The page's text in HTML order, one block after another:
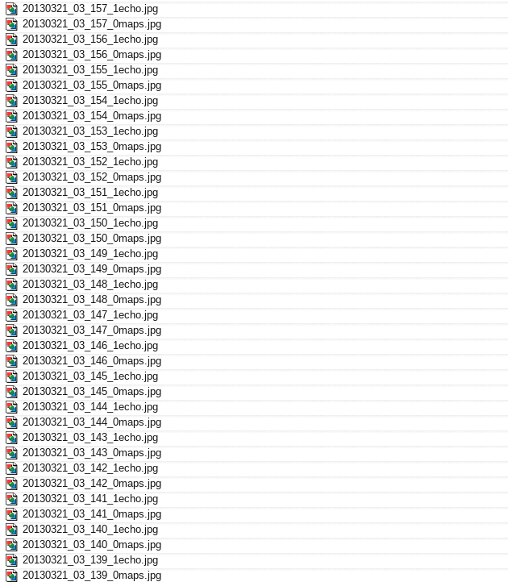
20130321_03_157_1echo.jpg
20130321_03_157_0maps.jpg
20130321_03_156_1echo.jpg
20130321_03_156_0maps.jpg
20130321_03_155_1echo.jpg
20130321_03_155_0maps.jpg
20130321_03_154_1echo.jpg
20130321_03_154_0maps.jpg
20130321_03_153_1echo.jpg
20130321_03_153_0maps.jpg
20130321_03_152_1echo.jpg
20130321_03_152_0maps.jpg
20130321_03_151_1echo.jpg
20130321_03_151_0maps.jpg
20130321_03_150_1echo.jpg
20130321_03_150_0maps.jpg
20130321_03_149_1echo.jpg
20130321_03_149_0maps.jpg
20130321_03_148_1echo.jpg
20130321_03_148_0maps.jpg
20130321_03_147_1echo.jpg
20130321_03_147_0maps.jpg
20130321_03_146_1echo.jpg
20130321_03_146_0maps.jpg
20130321_03_145_1echo.jpg
20130321_03_145_0maps.jpg
20130321_03_144_1echo.jpg
20130321_03_144_0maps.jpg
20130321_03_143_1echo.jpg
20130321_03_143_0maps.jpg
20130321_03_142_1echo.jpg
20130321_03_142_0maps.jpg
20130321_03_141_1echo.jpg
20130321_03_141_0maps.jpg
20130321_03_140_1echo.jpg
20130321_03_140_0maps.jpg
20130321_03_139_1echo.jpg
20130321_03_139_0maps.jpg